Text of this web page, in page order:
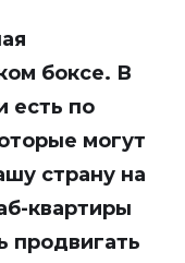
боксе. В
есть по
могут
страну на
квартиры
продвигать